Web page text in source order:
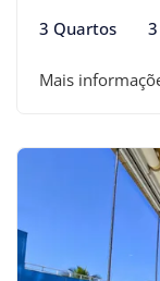
3 Quartos
Mais